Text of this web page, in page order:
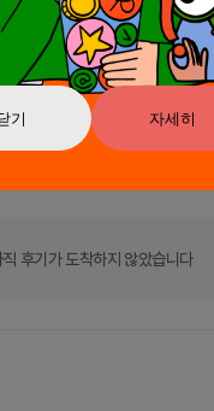
기 자세히
이 남긴 말
직 후기가 도착하지 않았습니다